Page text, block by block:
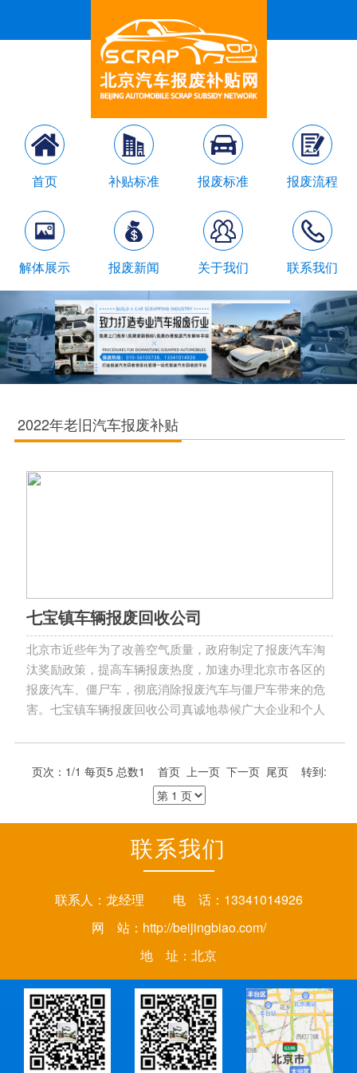
首页 补贴标准 报废标准 报废流程
解体展示 报废新闻 关于我们 联系我们
2022年老旧汽车报废补贴
七宝镇车辆报废回收公司
北京市近些年为了改善空气质量，政府制定了报废汽车淘
汰奖励政策，提高车辆报废热度，加速办理北京市各区的
报废汽车、僵尸车，彻底消除报废汽车与僵尸车带来的危
害。七宝镇车辆报废回收公司真诚地恭候广大企业和个人
后顾之忧。
页次：1/1 每页5 总数1 首页 上一页 下一页 尾页 转到:
联系我们
联系人：龙经理 电 话：13341014926
网 站： http://beijingbiao.com/
地 址：北京